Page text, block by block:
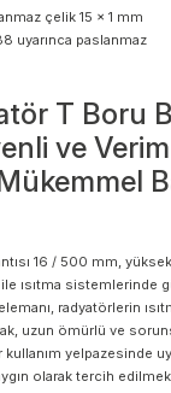
çelik 15 x 1 mm
uyarınca paslanmaz
T Boru
ve
16 / 500 mm,
ile ısıtma sistemlerinde
radyatörlerin
uzun ömürlü ve
yelpazesinde
olarak tercih